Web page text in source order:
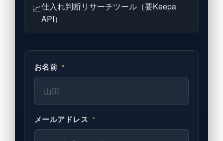
📈仕入れ判断リサーチツール（要Keepa
API）
お名前 *
メールアドレス *